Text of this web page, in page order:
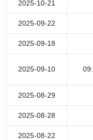
2025-10-21
2025-09-22
2025-09-18
2025-09-10
2025-08-29
2025-08-28
2025-08-22